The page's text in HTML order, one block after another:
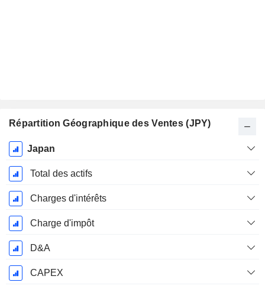
Répartition Géographique des Ventes (JPY)
Période
Fiscale:
Mars
Japan
Total des actifs
Charges d'intérêts
Charge d'impôt
D&A
CAPEX